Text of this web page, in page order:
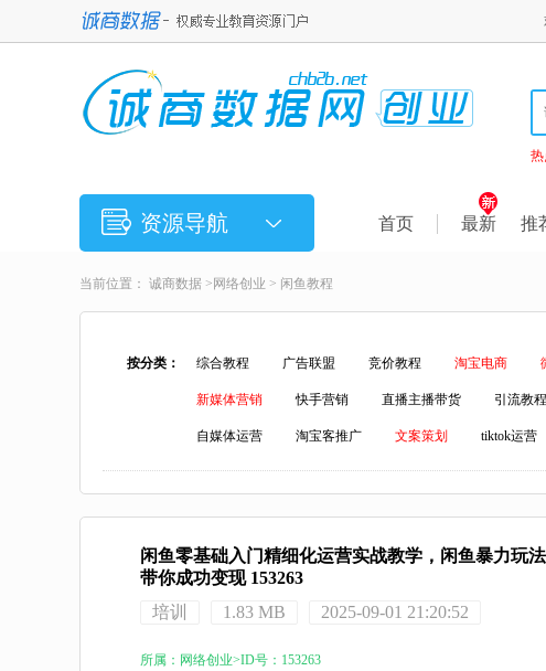
热
资源导航 首页 最新 推
当前位置： 诚商数据 > 网络创业 > 闲鱼教程
按分类： 综合教程 广告联盟 竞价教程 淘宝电商
新媒体营销 快手营销 直播主播带货 引流教程
自媒体运营 淘宝客推广 文案策划 tiktok运营
闲鱼零基础入门精细化运营实战教学，闲鱼暴力玩法
带你成功变现 153263
培训
1.83 MB 2025-09-01 21:20:52
所属：网络创业>ID号：153263